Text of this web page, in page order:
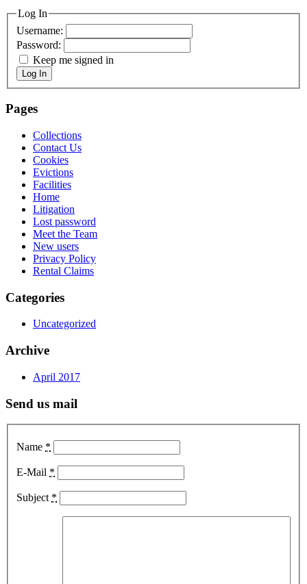
Log In
Username:
Password:
Keep me signed in
Log In
Pages
Collections
Contact Us
Cookies
Evictions
Facilities
Home
Litigation
Lost password
Meet the Team
New users
Privacy Policy
Rental Claims
Categories
Uncategorized
Archive
April 2017
Send us mail
Name *
E-Mail *
Subject *